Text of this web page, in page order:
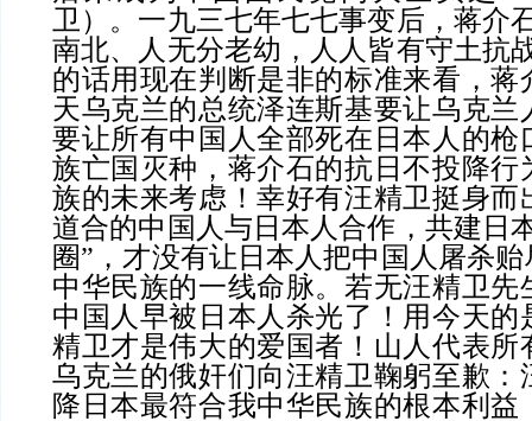
卫）。一九三七年七七事变后，蒋介
南北、人无分老幼，人人皆有守土抗
的话用现在判断是非的标准来看，蒋
天乌克兰的总统泽连斯基要让乌克兰
要让所有中国人全部死在日本人的枪
族亡国灭种，蒋介石的抗日不投降行
族的未来考虑！幸好有汪精卫挺身而
道合的中国人与日本人合作，共建日
圈”，才没有让日本人把中国人屠杀
中华民族的一线命脉。若无汪精卫先
中国人早被日本人杀光了！用今天的
精卫才是伟大的爱国者！山人代表所
乌克兰的俄奸们向汪精卫鞠躬至歉：
降日本最符合我中华民族的根本利益